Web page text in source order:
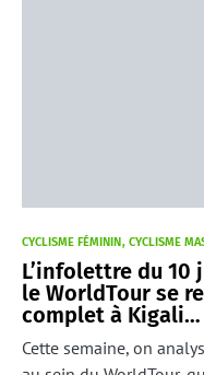
CYCLISME FÉMININ CYCLISME
L’infolettre du 10
le WorldTour se
complet à Kigali…
Cette semaine, on